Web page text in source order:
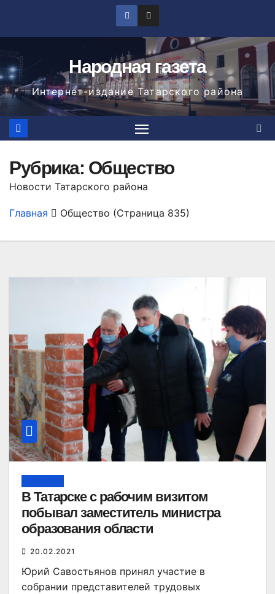
Народная газета
Интернет-издание Татарского района
Рубрика: Общество
Новости Татарского района
Главная Общество (Страница 835)
В Татарске с рабочим визитом
побывал заместитель министра
образования области
20.02.2021
Юрий Савостьянов принял участие в
собрании представителей трудовых